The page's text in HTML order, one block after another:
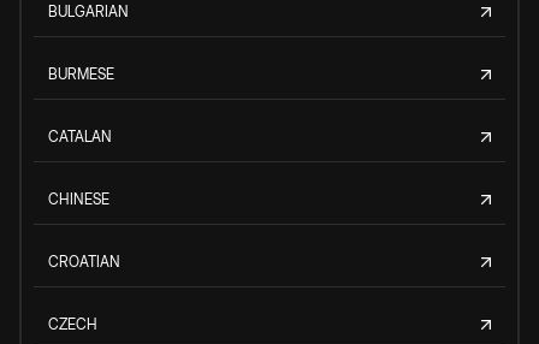
BULGARIAN
BURMESE
CATALAN
CHINESE
CROATIAN
CZECH